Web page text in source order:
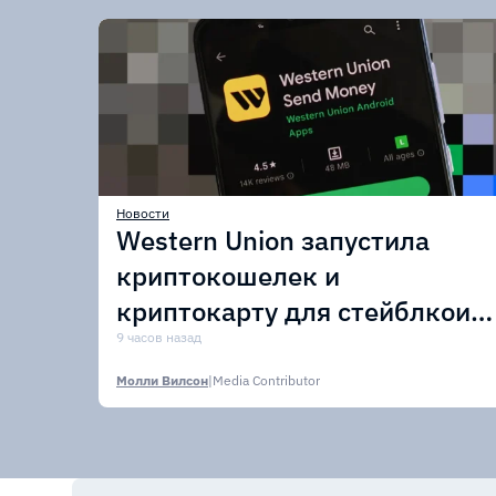
Новости
Western Union запустила
криптокошелек и
криптокарту для
USDPT
9 часов назад
Молли Вилсон|Media Contributor